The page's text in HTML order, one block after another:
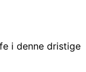
i denne dristige